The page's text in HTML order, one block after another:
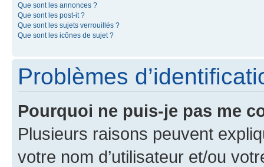
Que sont les annonces ?
Que sont les post-it ?
Que sont les sujets verrouillés ?
Que sont les icônes de sujet ?
Problèmes
Pourquoi ne puis-je pas me
Plusieurs raisons peuvent
votre nom d’utilisateur et/ou